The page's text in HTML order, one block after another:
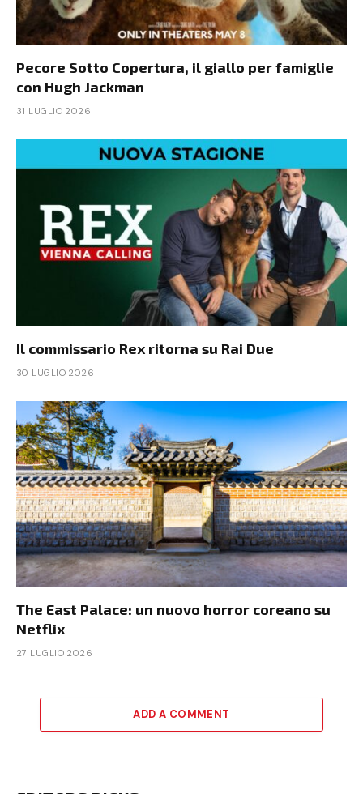
Pecore Sotto Copertura, il giallo per famiglie
con Hugh Jackman
31 LUGLIO 2026
Il commissario Rex ritorna su Rai Due
30 LUGLIO 2026
The East Palace: un nuovo horror coreano su
Netflix
27 LUGLIO 2026
ADD A COMMENT